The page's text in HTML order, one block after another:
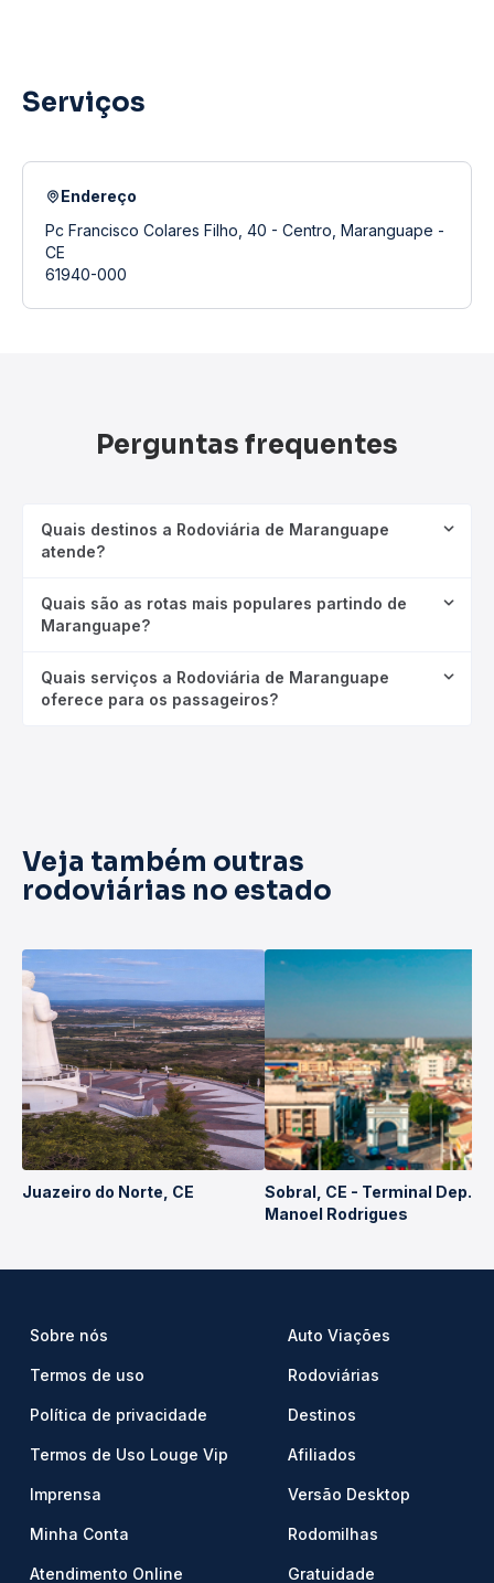
Serviços
Endereço
Pc Francisco Colares Filho, 40 - Centro, Maranguape -
CE
61940-000
Perguntas frequentes
Quais destinos a Rodoviária de Maranguape
atende?
Quais são as rotas mais populares partindo de
Maranguape?
Quais serviços a Rodoviária de Maranguape
oferece para os passageiros?
Veja também outras
rodoviárias no estado
Juazeiro do Norte, CE
Sobral, CE - Terminal Dep.
Manoel Rodrigues
Sobre nós
Termos de uso
Política de privacidade
Termos de Uso Louge Vip
Imprensa
Minha Conta
Atendimento Online
Auto Viações
Rodoviárias
Destinos
Afiliados
Versão Desktop
Rodomilhas
Gratuidade